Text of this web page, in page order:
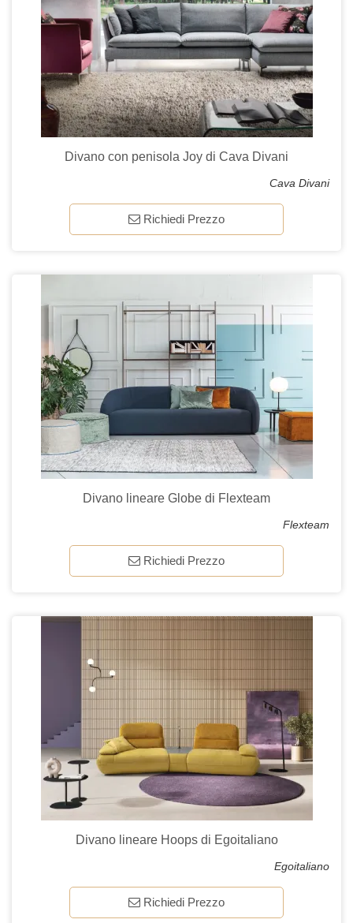
Divano con penisola Joy di Cava Divani
Cava Divani
Richiedi Prezzo
Divano lineare Globe di Flexteam
Flexteam
Richiedi Prezzo
Divano lineare Hoops di Egoitaliano
Egoitaliano
Richiedi Prezzo